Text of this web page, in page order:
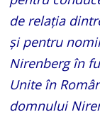
de relaţia
şi pentru
Nirenberg în
Unite în
domnului